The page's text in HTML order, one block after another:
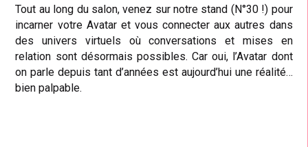
Tout au long du salon, venez sur notre stand (N°30 !) pour
incarner votre Avatar et vous connecter aux autres dans
des univers virtuels où conversations et mises en
relation sont désormais possibles. Car oui, l’Avatar dont
on parle depuis tant d’années est aujourd’hui une réalité…
bien palpable.